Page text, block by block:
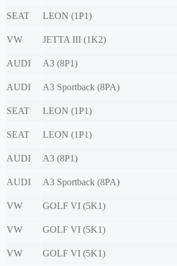
SEAT
LEON (1P1)
VW
JETTA III (1K2)
AUDI
A3 (8P1)
AUDI
A3 Sportback (8PA)
SEAT
LEON (1P1)
SEAT
LEON (1P1)
AUDI
A3 (8P1)
AUDI
A3 Sportback (8PA)
VW
GOLF VI (5K1)
VW
GOLF VI (5K1)
VW
GOLF VI (5K1)